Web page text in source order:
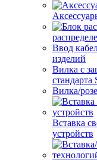
Ввод
изделий
Вилка с
Вилка/
Вставка
устройств